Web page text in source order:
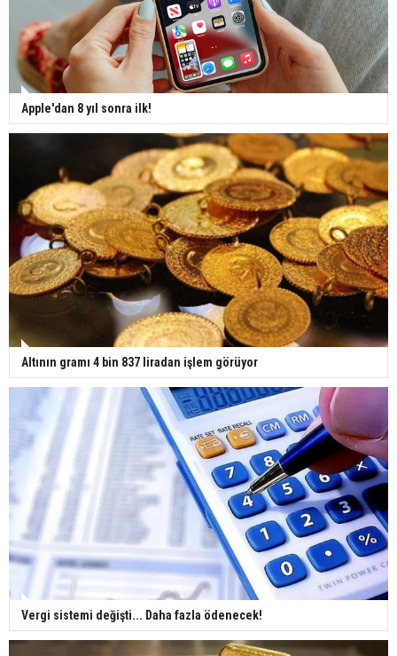
Apple'dan 8 yıl sonra ilk!
Altının gramı 4 bin 837 liradan işlem görüyor
Vergi sistemi değişti... Daha fazla ödenecek!